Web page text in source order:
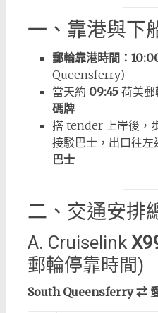
一、靠港與下
郵輪靠港時間：
Queensferry）
當天約 09:45荷美郵
碼牌
搭 tender 上岸後，
接駁巴士，出口往左
巴士
二、交通安排
A. Cruiselink
郵輪停靠時間)
South Queensferry ⇄